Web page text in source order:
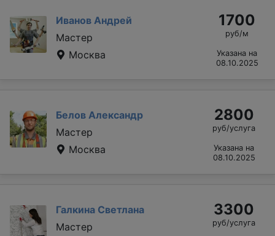
Иванов Андрей
Мастер
Москва
1700
руб/м
Указана на
08.10.2025
Белов Александр
Мастер
Москва
2800
руб/услуга
Указана на
08.10.2025
Галкина Светлана
Мастер
3300
руб/услуга